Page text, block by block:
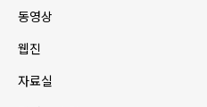
동영상
웹진
자료실